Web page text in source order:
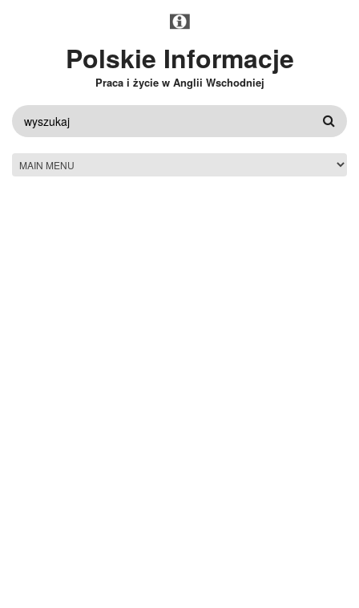
Polskie Informacje
Praca i życie w Anglii Wschodniej
FORMULARZ
WYSZUKIWANIA